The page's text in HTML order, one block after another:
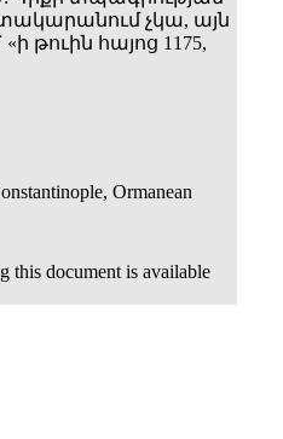
չկա, այն
թուին հայոց 1175,
Ormanean
this document is available